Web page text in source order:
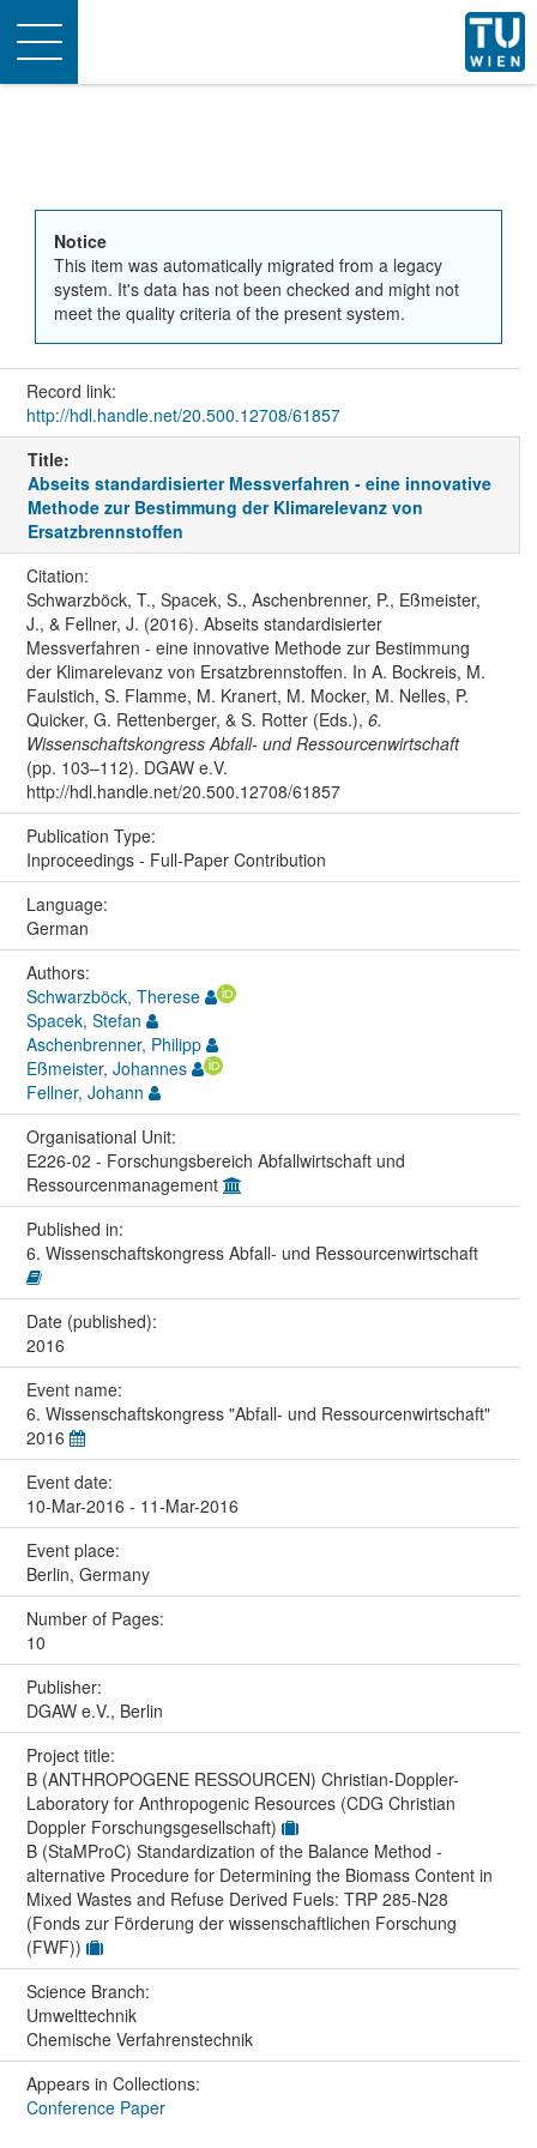
Toggle
navigation
Notice
This item was automatically migrated from a legacy
system. It's data has not been checked and might not
meet the quality criteria of the present system.
Record link:
http://hdl.handle.net/20.500.12708/61857
Title:
Abseits standardisierter Messverfahren - eine innovative
Methode zur Bestimmung der Klimarelevanz von
Ersatzbrennstoffen
Citation:
Schwarzböck, T., Spacek, S., Aschenbrenner, P., Eßmeister,
J., & Fellner, J. (2016). Abseits standardisierter
Messverfahren - eine innovative Methode zur Bestimmung
der Klimarelevanz von Ersatzbrennstoffen. In A. Bockreis, M.
Faulstich, S. Flamme, M. Kranert, M. Mocker, M. Nelles, P.
Quicker, G. Rettenberger, & S. Rotter (Eds.), 6.
Wissenschaftskongress Abfall- und Ressourcenwirtschaft
(pp. 103–112). DGAW e.V.
http://hdl.handle.net/20.500.12708/61857
Publication Type:
Inproceedings - Full-Paper Contribution
Language:
German
Authors:
Schwarzböck, Therese
Spacek, Stefan
Aschenbrenner, Philipp
Eßmeister, Johannes
Fellner, Johann
Organisational Unit:
E226-02 - Forschungsbereich Abfallwirtschaft und
Ressourcenmanagement
Published in:
6. Wissenschaftskongress Abfall- und Ressourcenwirtschaft
Date (published):
2016
Event name:
6. Wissenschaftskongress "Abfall- und Ressourcenwirtschaft"
2016
Event date:
10-Mar-2016 - 11-Mar-2016
Event place:
Berlin, Germany
Number of Pages:
10
Publisher:
DGAW e.V., Berlin
Project title:
B (ANTHROPOGENE RESSOURCEN) Christian-Doppler-
Laboratory for Anthropogenic Resources (CDG Christian
Doppler Forschungsgesellschaft)
B (StaMProC) Standardization of the Balance Method -
alternative Procedure for Determining the Biomass Content in
Mixed Wastes and Refuse Derived Fuels: TRP 285-N28
(Fonds zur Förderung der wissenschaftlichen Forschung
(FWF))
Science Branch:
Umwelttechnik
Chemische Verfahrenstechnik
Appears in Collections:
Conference Paper